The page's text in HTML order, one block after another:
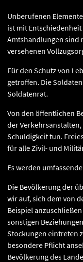
Unberufenen
ist mit
Amtshandlungen sind
versehenen
Für den Schutz von
getroffen. Die
Soldatenrat.
Von den öffentlichen
der
Schuldigkeit tun.
für alle Zivil- und
Es werden
Die Bevölkerung der
wir auf, sich dem von
Beispiel
sonstigen
Stockungen eintreten
besondere Pflicht
Bevölkerung des